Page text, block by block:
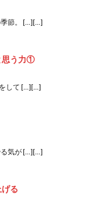
季節。 […][…]
思う力①
して […][…]
る気が […][…]
る